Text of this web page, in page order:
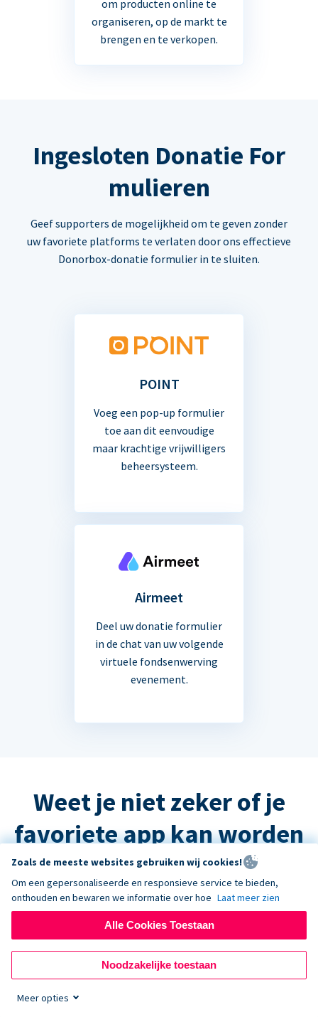
om producten online te
organiseren, op de markt te
brengen en te verkopen.
Ingesloten Donatie For
mulieren
Geef supporters de mogelijkheid om te geven zonder
uw favoriete platforms te verlaten door ons effectieve
Donorbox-donatie formulier in te sluiten.
POINT
Voeg een pop-up formulier
toe aan dit eenvoudige
maar krachtige vrijwilligers
beheersysteem.
Airmeet
Deel uw donatie formulier
in de chat van uw volgende
virtuele fondsenwerving
evenement.
Weet je niet zeker of je
favoriete app kan worden
geïntegreerd?
Het antwoord is waarschijnlijk ja, maar
neem contact op met de ondersteuning
en we helpen u graag verder!
Zoals de meeste websites gebruiken wij cookies!
Om een gepersonaliseerde en responsieve service te bieden,
onthouden en bewaren we informatie over hoe Laat meer zien
Alle Cookies Toestaan
Noodzakelijke toestaan
Meer opties